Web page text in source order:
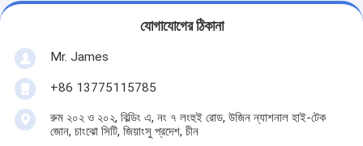
যোগাযোগের ঠিকানা
Mr. James
+86 13775115785
রুম ২০২ ও ২০২, বিল্ডিং এ, নং ৭ লংহুই রোড, উজিন ন্যাশনাল হাই-টেক
জোন, চাংঝো সিটি, জিয়াংসু প্রদেশ, চীন